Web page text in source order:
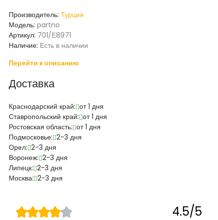
Производитель: Турция
Модель: partno
Артикул: 701/Е8971
Наличие: Есть в наличии
Перейти к описанию
Доставка
Краснодарский край: от 1 дня
Ставропольский край: от 1 дня
Ростовская область: от 1 дня
Подмосковье: 2-3 дня
Орел: 2-3 дня
Воронеж: 2-3 дня
Липецк: 2-3 дня
Москва: 2-3 дня
4.5/5